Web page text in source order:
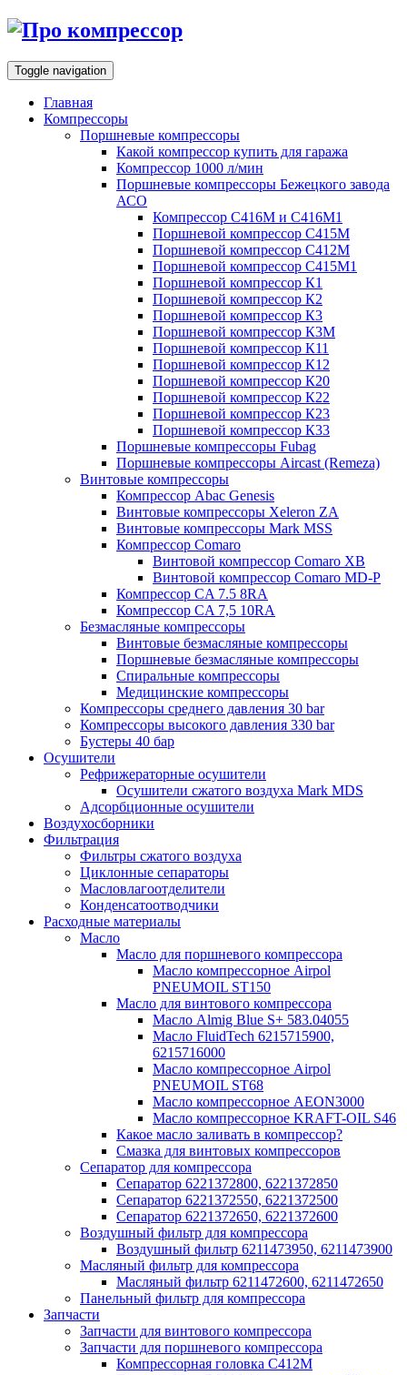
Toggle navigation
Главная
Компрессоры
Поршневые компрессоры
Какой компрессор купить для гаража
Компрессор 1000 л/мин
Поршневые компрессоры Бежецкого завода
АСО
Компрессор С416М и С416М1
Поршневой компрессор С415М
Поршневой компрессор С412М
Поршневой компрессор С415М1
Поршневой компрессор К1
Поршневой компрессор К2
Поршневой компрессор К3
Поршневой компрессор К3М
Поршневой компрессор К11
Поршневой компрессор К12
Поршневой компрессор К20
Поршневой компрессор К22
Поршневой компрессор К23
Поршневой компрессор К33
Поршневые компрессоры Fubag
Поршневые компрессоры Aircast (Remeza)
Винтовые компрессоры
Компрессор Abac Genesis
Винтовые компрессоры Xeleron ZA
Винтовые компрессоры Mark MSS
Компрессор Comaro
Винтовой компрессор Comaro XB
Винтовой компрессор Comaro MD-P
Компрессор CA 7.5 8RA
Компрессор CA 7,5 10RA
Безмасляные компрессоры
Винтовые безмасляные компрессоры
Поршневые безмасляные компрессоры
Спиральные компрессоры
Медицинские компрессоры
Компрессоры среднего давления 30 bar
Компрессоры высокого давления 330 bar
Бустеры 40 бар
Осушители
Рефрижераторные осушители
Осушители сжатого воздуха Mark MDS
Адсорбционные осушители
Воздухосборники
Фильтрация
Фильтры сжатого воздуха
Циклонные сепараторы
Масловлагоотделители
Конденсатоотводчики
Расходные материалы
Масло
Масло для поршневого компрессора
Масло компрессорное Airpol
PNEUMOIL ST150
Масло для винтового компрессора
Масло Almig Blue S+ 583.04055
Масло FluidTech 6215715900,
6215716000
Масло компрессорное Airpol
PNEUMOIL ST68
Масло компрессорное AEON3000
Масло компрессорное KRAFT-OIL S46
Какое масло заливать в компрессор?
Смазка для винтовых компрессоров
Сепаратор для компрессора
Сепаратор 6221372800, 6221372850
Сепаратор 6221372550, 6221372500
Сепаратор 6221372650, 6221372600
Воздушный фильтр для компрессора
Воздушный фильтр 6211473950, 6211473900
Масляный фильтр для компрессора
Масляный фильтр 6211472600, 6211472650
Панельный фильтр для компрессора
Запчасти
Запчасти для винтового компрессора
Запчасти для поршневого компрессора
Компрессорная головка С412М